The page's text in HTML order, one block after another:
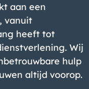
aan een
vanuit
heeft tot
Wij
hulp
altijd voorop.